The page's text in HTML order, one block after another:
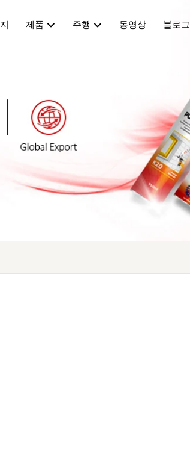
제품 주행 동영상 블로그